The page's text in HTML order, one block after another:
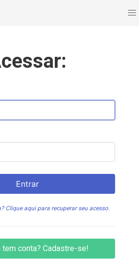
Entrar
Clique aqui para recuperar seu acesso.
tem conta? Cadastre-se!